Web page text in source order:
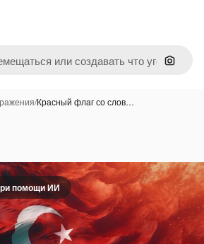
Поиск
/Красный флаг со слов…
помощи ИИ